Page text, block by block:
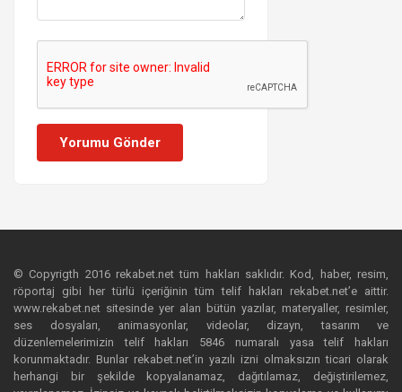
Yorumu Gönder
© Copyrigth 2016 rekabet.net tüm hakları saklıdır. Kod, haber, resim,
röportaj gibi her türlü içeriğinin tüm telif hakları rekabet.net’e aittir.
www.rekabet.net sitesinde yer alan bütün yazılar, materyaller, resimler,
ses dosyaları, animasyonlar, videolar, dizayn, tasarım ve
düzenlemelerimizin telif hakları 5846 numaralı yasa telif hakları
korunmaktadır. Bunlar rekabet.net’in yazılı izni olmaksızın ticari olarak
herhangi bir şekilde kopyalanamaz, dağıtılamaz, değiştirilemez,